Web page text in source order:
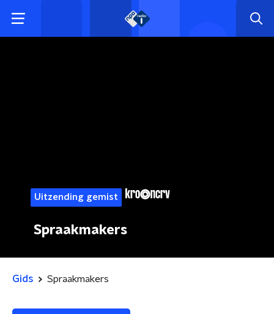
Uitzending gemist
Spraakmakers
Gids Spraakmakers